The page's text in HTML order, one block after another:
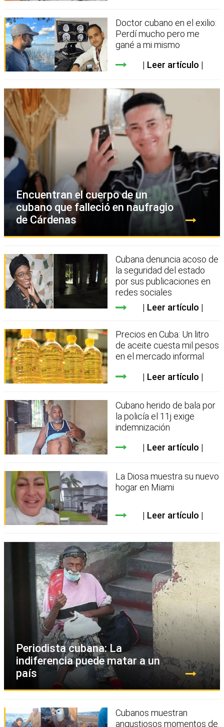
Doctor cubano en el exilio:
Perdí mucho pero me
gané a mi mismo
Leer artículo
Encuentran el cuerpo de un
cubano que falleció en naufragio
de Cárdenas
Cubana denuncia acoso de
la seguridad del estado
por sus publicaciones en
redes sociales
Leer artículo
Precios en Cuba: Un litro
de aceite cuesta mil pesos
en el mercado informal
Leer artículo
Cubano herido de bala por
la policía el 11j exige
indemnización
Leer artículo
La Diosa muestra su nuevo
hogar en Miami
Leer artículo
Periodista cubana: La
indiferencia puede matar a un
país
Cubanos muestran
angustiosos momentos de